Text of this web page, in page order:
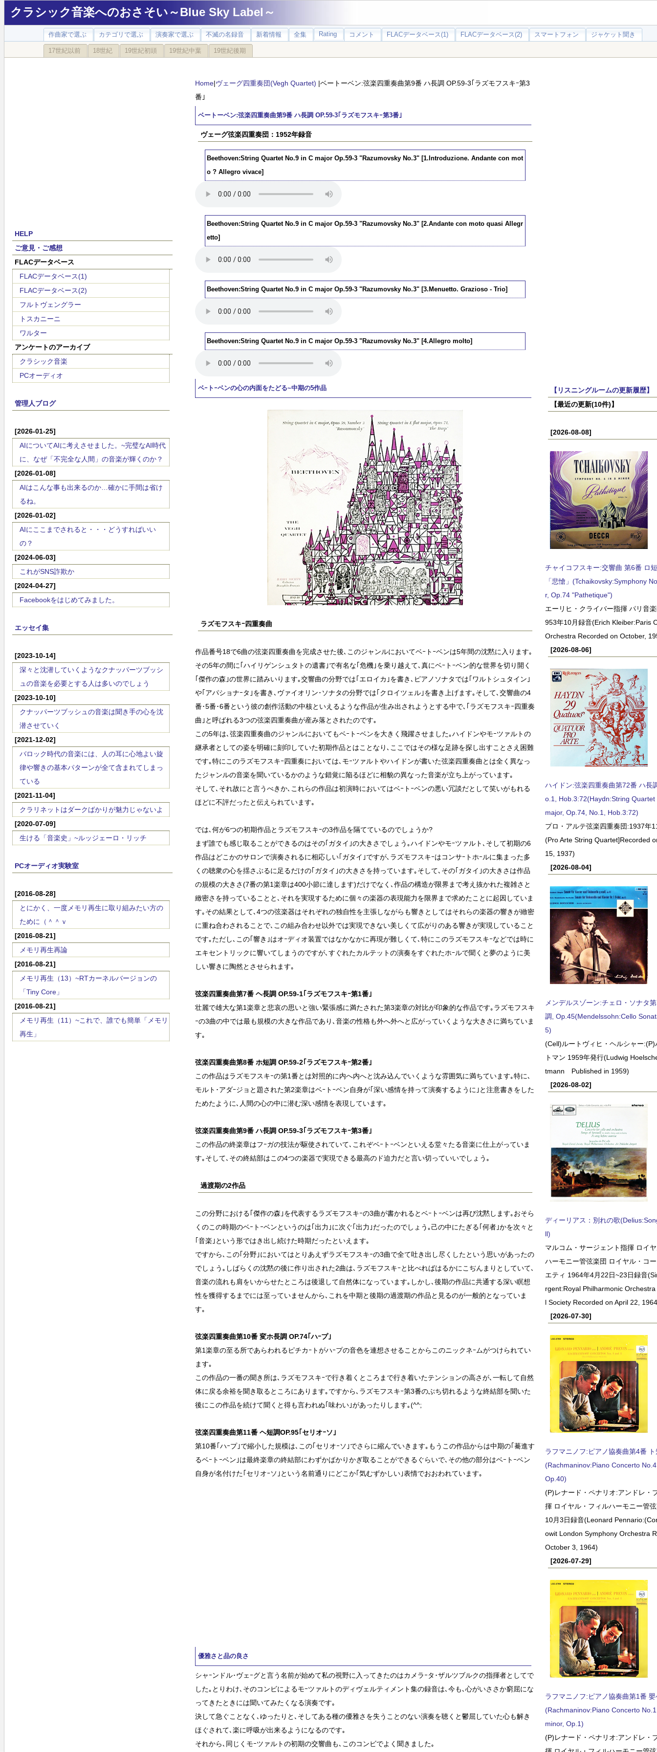
クラシック音楽へのおさそい～Blue Sky Label～
作曲家で選ぶ カテゴリで選ぶ 演奏家で選ぶ 不滅の名録音 新着情報 全集 Rating コメント FLACデータベース(1) FLACデータベース(2) スマートフォン ジャケット聞き
17世紀以前 18世紀 19世紀初頭 19世紀中葉 19世紀後期
HELP
ご意見・ご感想
FLACデータベース
FLACデータベース(1)
FLACデータベース(2)
フルトヴェングラー
トスカニーニ
ワルター
アンケートのアーカイブ
クラシック音楽
PCオーディオ
管理人ブログ
[2026-01-25]
AIについてAIに考えさせました。~完璧なAI時代
に、なぜ「不完全な人間」の音楽が輝くのか？
[2026-01-08]
AIはこんな事も出来るのか…確かに手間は省け
るね。
[2026-01-02]
AIにここまでされると・・・どうすればいい
の？
[2024-06-03]
これがSNS詐欺か
[2024-04-27]
Facebookをはじめてみました。
エッセイ集
[2023-10-14]
深々と沈潜していくようなクナッパーツブッシ
ュの音楽を必要とする人は多いのでしょう
[2023-10-10]
クナッパーツブッシュの音楽は聞き手の心を沈
潜させていく
[2021-12-02]
バロック時代の音楽には、人の耳に心地よい旋
律や響きの基本パターンが全て含まれてしまっ
ている
[2021-11-04]
クラリネットはダークばかりが魅力じゃないよ
[2020-07-09]
生ける「音楽史」~ルッジェーロ・リッチ
PCオーディオ実験室
[2016-08-28]
とにかく、一度メモリ再生に取り組みたい方の
ために（＾＾ｖ
[2016-08-21]
メモリ再生再論
[2016-08-21]
メモリ再生（13）~RTカーネルバージョンの
「Tiny Core」
[2016-08-21]
メモリ再生（11）~これで、誰でも簡単「メモリ
再生」
Home|ヴェーグ四重奏団(Vegh Quartet) |ベートーベン:弦楽四重奏曲第9番 ハ長調 OP.59-3｢ラズモフスキｰ第3
番｣
ベートーベン:弦楽四重奏曲第9番 ハ長調 OP.59-3｢ラズモフスキｰ第3番｣
ヴェーグ弦楽四重奏団：1952年録音
Beethoven:String Quartet No.9 in C major Op.59-3 "Razumovsky No.3" [1.Introduzione. Andante con mot
o ? Allegro vivace]
Beethoven:String Quartet No.9 in C major Op.59-3 "Razumovsky No.3" [2.Andante con moto quasi Allegr
etto]
Beethoven:String Quartet No.9 in C major Op.59-3 "Razumovsky No.3" [3.Menuetto. Grazioso - Trio]
Beethoven:String Quartet No.9 in C major Op.59-3 "Razumovsky No.3" [4.Allegro molto]
ベｰトｰベンの心の内面をたどる~中期の5作品
ラズモフスキｰ四重奏曲
作品番号18で6曲の弦楽四重奏曲を完成させた後､このジャンルにおいてベｰトｰベンは5年間の沈黙に入ります｡
その5年の間に｢ハイリゲンシュタトの遺書｣で有名な｢危機｣を乗り越えて､真にベｰトｰベン的な世界を切り開く
｢傑作の森｣の世界に踏みいります｡交響曲の分野では｢エロイカ｣を書き､ピアノソナタでは｢ワルトシュタイン｣
や｢アパショナｰタ｣を書き､ヴァイオリン･ソナタの分野では｢クロイツェル｣を書き上げます｡そして､交響曲の4
番･5番･6番という彼の創作活動の中核といえるような作品が生み出されようとする中で､｢ラズモフスキｰ四重奏
曲｣と呼ばれる3つの弦楽四重奏曲が産み落とされたのです｡
この5年は､弦楽四重奏曲のジャンルにおいてもベｰトｰベンを大きく飛躍させました｡ハイドンやモｰツァルトの
継承者としての姿を明確に刻印していた初期作品とはことなり､ここではその様な足跡を探し出すことさえ困難
です｡特にこのラズモフスキｰ四重奏においては､モｰツァルトやハイドンが書いた弦楽四重奏曲とは全く異なっ
たジャンルの音楽を聞いているかのような錯覚に陥るほどに相貌の異なった音楽が立ち上がっています｡
そして､それ故にと言うべきか､これらの作品は初演時においてはベｰトｰベンの悪い冗談だとして笑いがもれる
ほどに不評だったと伝えられています｡
では､何が6つの初期作品とラズモフスキｰの3作品を隔てているのでしょうか?
まず誰でも感じ取ることができるのはその｢ガタイ｣の大きさでしょう｡ハイドンやモｰツァルト､そして初期の6
作品はどこかのサロンで演奏されるに相応しい｢ガタイ｣ですが､ラズモフスキｰはコンサｰトホｰルに集まった多
くの聴衆の心を揺さぶるに足るだけの｢ガタイ｣の大きさを持っています｡そして､その｢ガタイ｣の大きさは作品
の規模の大きさ(7番の第1楽章は400小節に達します)だけでなく､作品の構造が限界まで考え抜かれた複雑さと
緻密さを持っていることと､それを実現するために個々の楽器の表現能力を限界まで求めたことに起因していま
す｡その結果として､4つの弦楽器はそれぞれの独自性を主張しながらも響きとしてはそれらの楽器の響きが緻密
に重ね合わされることで､この組み合わせ以外では実現できない美しくて広がりのある響きが実現していること
です｡ただし､この｢響き｣はオｰディオ装置ではなかなかに再現が難しくて､特にこのラズモフスキｰなどでは時に
エキセントリックに響いてしまうのですが､すぐれたカルテットの演奏をすぐれたホｰルで聞くと夢のように美
しい響きに陶然とさせられます｡
弦楽四重奏曲第7番 ヘ長調 OP.59-1｢ラズモフスキｰ第1番｣
壮麗で雄大な第1楽章と悲哀の思いと強い緊張感に満たされた第3楽章の対比が印象的な作品です｡ラズモフスキ
ｰの3曲の中では最も規模の大きな作品であり､音楽の性格も外へ外へと広がっていくような大きさに満ちていま
す｡
弦楽四重奏曲第8番 ホ短調 OP.59-2｢ラズモフスキｰ第2番｣
この作品はラズモフスキｰの第1番とは対照的に内へ内へと沈み込んでいくような雰囲気に満ちています｡特に､
モルト･アダｰジョと題された第2楽章はベｰトｰベン自身が｢深い感情を持って演奏するように｣と注意書きをした
ためたように､人間の心の中に潜む深い感情を表現しています｡
弦楽四重奏曲第9番 ハ長調 OP.59-3｢ラズモフスキｰ第3番｣
この作品の終楽章はフｰガの技法が駆使されていて､これぞベｰトｰベンといえる堂々たる音楽に仕上がっていま
す｡そして､その終結部はこの4つの楽器で実現できる最高のド迫力だと言い切っていいでしょう｡
過渡期の2作品
この分野における｢傑作の森｣を代表するラズモフスキｰの3曲が書かれるとベｰトｰベンは再び沈黙します｡おそら
くのこの時期のベｰトｰベンというのは｢出力｣に次ぐ｢出力｣だったのでしょう｡己の中にたぎる｢何者｣かを次々と
｢音楽｣という形ではき出し続けた時期だったといえます｡
ですから､この｢分野｣においてはとりあえずラズモフスキｰの3曲で全て吐き出し尽くしたという思いがあったの
でしょう｡しばらくの沈黙の後に作り出された2曲は､ラズモフスキｰと比べればはるかにこぢんまりとしていて､
音楽の流れも肩をいからせたところは後退して自然体になっています｡しかし､後期の作品に共通する深い瞑想
性を獲得するまでには至っていませんから､これを中期と後期の過渡期の作品と見るのが一般的となっていま
す｡
弦楽四重奏曲第10番 変ホ長調 OP.74｢ハｰプ｣
第1楽章の至る所であらわれるピチカｰトがハｰプの音色を連想させることからこのニックネｰムがつけられてい
ます｡
この作品の一番の聞き所は､ラズモフスキｰで行き着くところまで行き着いたテンションの高さが､一転して自然
体に戻る余裕を聞き取るところにあります｡ですから､ラズモフスキｰ第3番のぶち切れるような終結部を聞いた
後にこの作品を続けて聞くと得も言われぬ｢味わい｣があったりします｡(^^;
弦楽四重奏曲第11番 ヘ短調OP.95｢セリオｰソ｣
第10番｢ハｰプ｣で縮小した規模は､この｢セリオｰソ｣でさらに縮んでいきます｡もうこの作品からは中期の｢驀進す
るベｰトｰベン｣は最終楽章の終結部にわずかばかりかぎ取ることができるぐらいで､その他の部分はベｰトｰベン
自身が名付けた｢セリオｰソ｣という名前通りにどこか｢気むずかしい｣表情でおおわれています｡
優雅さと品の良さ
シャｰンドル･ヴェｰグと言う名前が始めて私の視野に入ってきたのはカメラｰタ･ザルツブルクの指揮者としてで
した｡とりわけ､そのコンビによるモｰツァルトのディヴェルティメント集の録音は､今も､心がいささか窮屈にな
ってきたときには聞いてみたくなる演奏です｡
決して急ぐことなく､ゆったりと､そしてある種の優雅さを失うことのない演奏を聴くと鬱屈していた心も解き
ほぐされて､楽に呼吸が出来るようになるのです｡
それから､同じくモｰツァルトの初期の交響曲も､このコンビでよく聞きました｡
【リスニングルームの更新履歴】
【最近の更新(10件)】
[2026-08-08]
チャイコフスキー:交響曲 第6番 ロ
「悲愴」(Tchaikovsky:Symphony
r, Op.74 "Pathetique")
エーリヒ・クライバー指揮 パリ音
953年10月録音(Erich Kleiber:Paris
Orchestra Recorded on October,
[2026-08-06]
ハイドン:弦楽四重奏曲第72番 ハ長
o.1, Hob.3:72(Haydn:String Quartet
major, Op.74, No.1, Hob.3:72)
プロ・アルテ弦楽四重奏団:1937年
(Pro Arte String Quartet]Recorded
15, 1937)
[2026-08-04]
メンデルスゾーン:チェロ・ソナタ
調, Op.45(Mendelssohn:Cello
5)
(Cell)ルートヴィヒ・ヘルシャー
トマン 1959年発行(Ludwig
tmann Published in 1959)
[2026-08-02]
ディーリアス：別れの歌
ll)
マルコム・サージェント指揮 ロイ
ハーモニー管弦楽団 ロイヤル・コ
エティ 1964年4月22日~23日録音
rgent:Royal Philharmonic
l Society Recorded on April 22,
[2026-07-30]
ラフマニノフ:ピアノ協奏曲第4番
(Rachmaninov:Piano Concerto
Op.40)
(P)レナード・ペナリオ:アンドレ・
揮 ロイヤル・フィルハーモニー管
10月3日録音(Leonard
owit London Symphony Orchestra
October 3, 1964)
[2026-07-29]
ラフマニノフ:ピアノ協奏曲第1番
(Rachmaninov:Piano Concerto
minor, Op.1)
(P)レナード・ペナリオ:アンドレ・